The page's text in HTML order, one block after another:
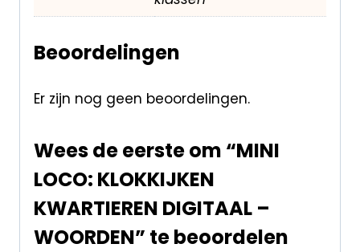
Beoordelingen
Er zijn nog geen beoordelingen.
Wees de eerste om “MINI
LOCO: KLOKKIJKEN
KWARTIEREN DIGITAAL –
WOORDEN” te beoordelen